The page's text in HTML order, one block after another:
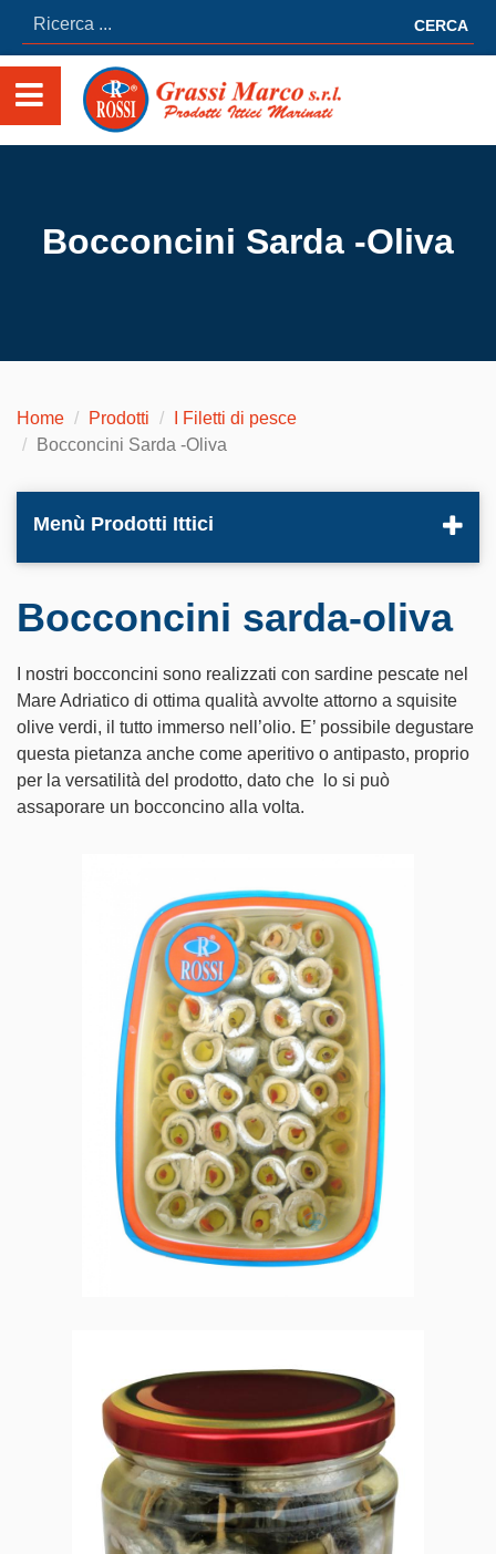
CERCA
Bocconcini Sarda -Oliva
Home Prodotti
I Filetti di pesce
Bocconcini Sarda -Oliva
Menù Prodotti Ittici
Bocconcini sarda-oliva
I nostri bocconcini sono realizzati con sardine pescate nel
Mare Adriatico di ottima qualità avvolte attorno a squisite
olive verdi, il tutto immerso nell’olio. E’ possibile degustare
questa pietanza anche come aperitivo o antipasto, proprio
per la versatilità del prodotto, dato che lo si può
assaporare un bocconcino alla volta.